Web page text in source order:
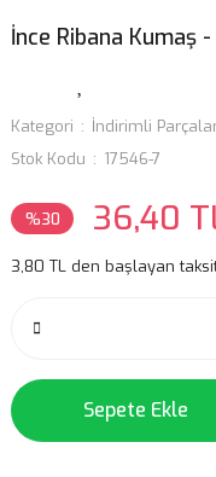
İnce Ribana Kumaş
Kategori
İndirimli
Stok Kodu
17546-7
%30 36,40
3,80 TL den başlayan
Sepete Ekle